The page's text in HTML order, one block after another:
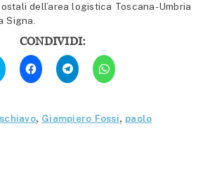
dell’area logistica Toscana-Umbria
Signa.
CONDIVIDI:
Fai
clic
qui
Twitter
(Si
Fai
clic
per
condividere
(Si
apre
Fai
clic
per
condividere
(Si
apre
Fai
clic
per
(Si
apre
, Giampiero Fossi, paolo